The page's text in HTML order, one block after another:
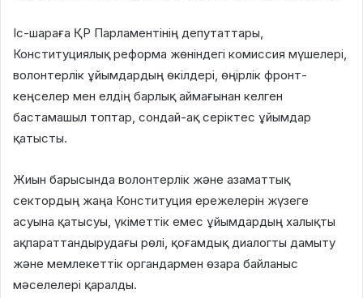
Іс-шараға ҚР Парламентінің депутаттары,
Конституциялық реформа жөніндегі комиссия мүшелері,
волонтерлік ұйымдардың өкілдері, өңірлік фронт-
кеңселер мен елдің барлық аймағынан келген
бастамашыл топтар, сондай-ақ серіктес ұйымдар
қатысты.
Жиын барысында волонтерлік және азаматтық
сектордың жаңа Конституция ережелерін жүзеге
асуына қатысуы, үкіметтік емес ұйымдардың халықты
ақпараттандырудағы рөлі, қоғамдық диалогты дамыту
және мемлекеттік органдармен өзара байланыс
мәселелері қаралды.